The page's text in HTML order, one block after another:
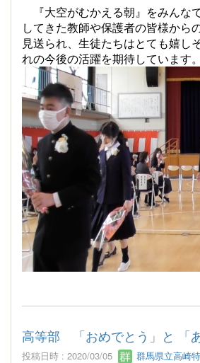
『大空がむかえる朝』をみんな
してきた教師や保護者の皆様から
見送られ、生徒たちはとても嬉し
れの今後の活躍を期待しています。
高等部 「おめでとう」と 「
投稿日時 : 2020/03/05 群馬県立高崎